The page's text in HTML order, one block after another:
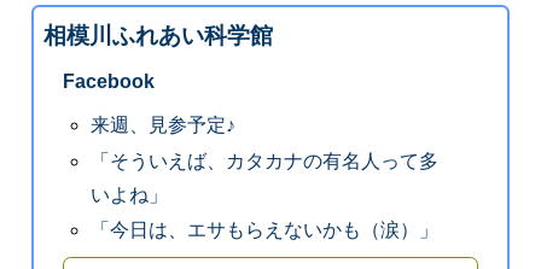
相模川ふれあい科学館
Facebook
来週、見参予定♪
「そういえば、カタカナの有名人って多
いよね」
「今日は、エサもらえないかも（涙）」